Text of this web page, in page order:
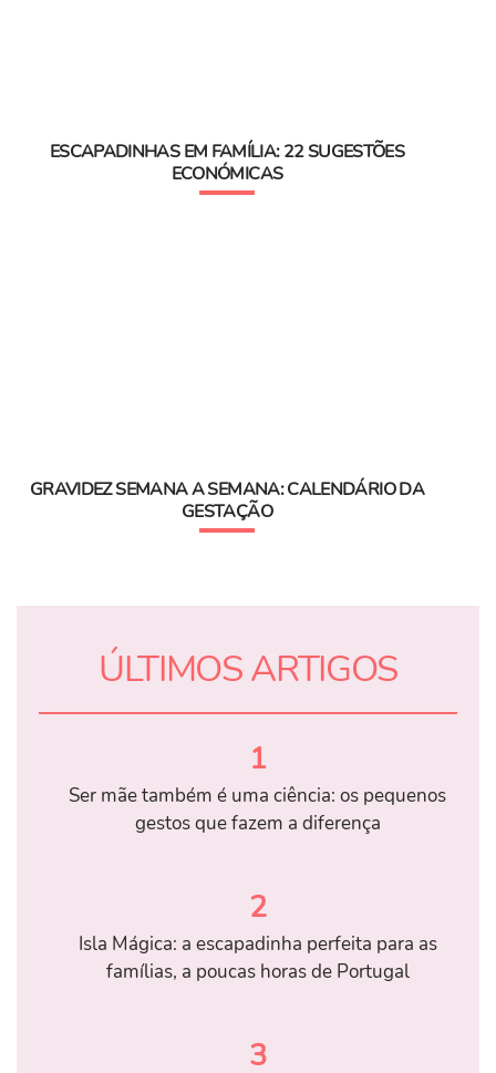
ESCAPADINHAS EM FAMÍLIA: 22 SUGESTÕES
ECONÓMICAS
GRAVIDEZ SEMANA A SEMANA: CALENDÁRIO DA
GESTAÇÃO
ÚLTIMOS ARTIGOS
1
Ser mãe também é uma ciência: os pequenos
gestos que fazem a diferença
2
Isla Mágica: a escapadinha perfeita para as
famílias, a poucas horas de Portugal
3